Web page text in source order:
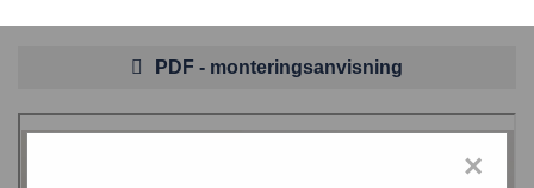
PDF - monteringsanvisning
×